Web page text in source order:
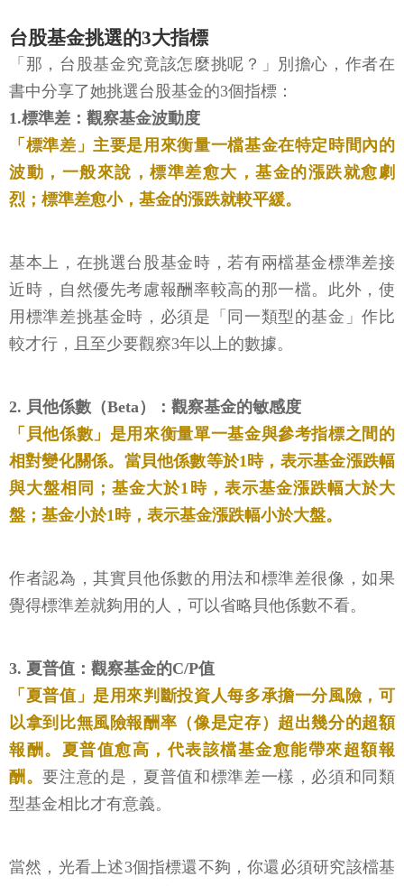
台股基金挑選的3大指標
「那，台股基金究竟該怎麼挑呢？」別擔心，作者在
書中分享了她挑選台股基金的3個指標：
1.標準差：觀察基金波動度
「標準差」主要是用來衡量一檔基金在特定時間內的
波動，一般來說，標準差愈大，基金的漲跌就愈劇
烈；標準差愈小，基金的漲跌就較平緩。
基本上，在挑選台股基金時，若有兩檔基金標準差接
近時，自然優先考慮報酬率較高的那一檔。此外，使
用標準差挑基金時，必須是「同一類型的基金」作比
較才行，且至少要觀察3年以上的數據。
2. 貝他係數（Beta）：觀察基金的敏感度
「貝他係數」是用來衡量單一基金與參考指標之間的
相對變化關係。當貝他係數等於1時，表示基金漲跌幅
與大盤相同；基金大於1時，表示基金漲跌幅大於大
盤；基金小於1時，表示基金漲跌幅小於大盤。
作者認為，其實貝他係數的用法和標準差很像，如果
覺得標準差就夠用的人，可以省略貝他係數不看。
3. 夏普值：觀察基金的C/P值
「夏普值」是用來判斷投資人每多承擔一分風險，可
以拿到比無風險報酬率（像是定存）超出幾分的超額
報酬。夏普值愈高，代表該檔基金愈能帶來超額報
酬。要注意的是，夏普值和標準差一樣，必須和同類
型基金相比才有意義。
當然，光看上述3個指標還不夠，你還必須研究該檔基